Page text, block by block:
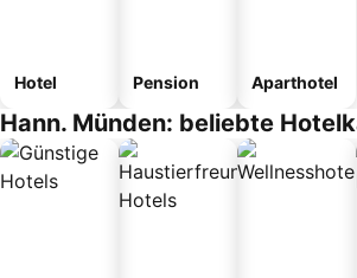
Hotel Pension Aparthotel
Hann. Münden: beliebte